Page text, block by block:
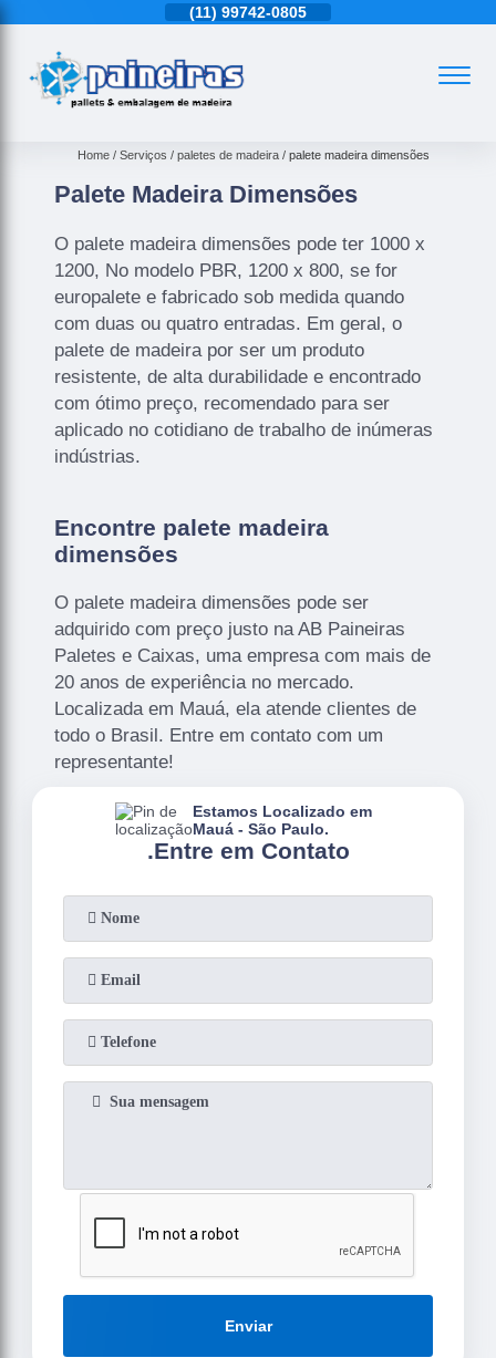
(11) 99742-0805
Home Serviços paletes de madeira palete madeira dimensões
Palete Madeira Dimensões
O palete madeira dimensões pode ter 1000 x
1200, No modelo PBR, 1200 x 800, se for
europalete e fabricado sob medida quando
com duas ou quatro entradas. Em geral, o
palete de madeira por ser um produto
resistente, de alta durabilidade e encontrado
com ótimo preço, recomendado para ser
aplicado no cotidiano de trabalho de inúmeras
indústrias.
Encontre palete madeira
dimensões
O palete madeira dimensões pode ser
adquirido com preço justo na AB Paineiras
Paletes e Caixas, uma empresa com mais de
20 anos de experiência no mercado.
Localizada em Mauá, ela atende clientes de
todo o Brasil. Entre em contato com um
representante!
.Entre em Contato
Estamos Localizado em
Mauá - São Paulo.
Enviar